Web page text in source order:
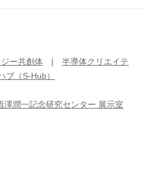
ー共創体
半導体クリエイテ
ブ（S-Hub）
澤潤一記念研究センター 展示室